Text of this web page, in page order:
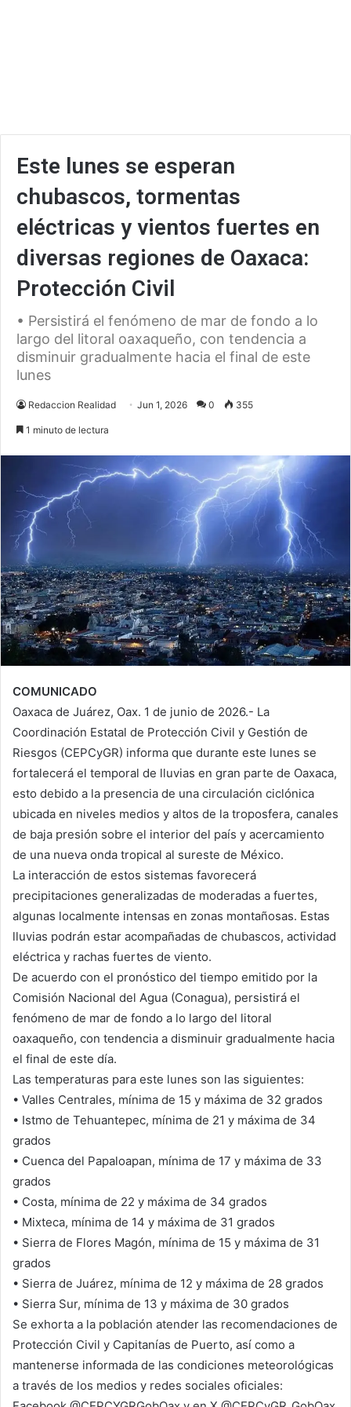
Este lunes se esperan
chubascos, tormentas
eléctricas y vientos fuertes en
diversas regiones de Oaxaca:
Protección Civil
• Persistirá el fenómeno de mar de fondo a lo
largo del litoral oaxaqueño, con tendencia a
disminuir gradualmente hacia el final de este
lunes
Redaccion Realidad Jun 1, 2026 0 355
1 minuto de lectura
COMUNICADO
Oaxaca de Juárez, Oax. 1 de junio de 2026.- La
Coordinación Estatal de Protección Civil y Gestión de
Riesgos (CEPCyGR) informa que durante este lunes se
fortalecerá el temporal de lluvias en gran parte de Oaxaca,
esto debido a la presencia de una circulación ciclónica
ubicada en niveles medios y altos de la troposfera, canales
de baja presión sobre el interior del país y acercamiento
de una nueva onda tropical al sureste de México.
La interacción de estos sistemas favorecerá
precipitaciones generalizadas de moderadas a fuertes,
algunas localmente intensas en zonas montañosas. Estas
lluvias podrán estar acompañadas de chubascos, actividad
eléctrica y rachas fuertes de viento.
De acuerdo con el pronóstico del tiempo emitido por la
Comisión Nacional del Agua (Conagua), persistirá el
fenómeno de mar de fondo a lo largo del litoral
oaxaqueño, con tendencia a disminuir gradualmente hacia
el final de este día.
Las temperaturas para este lunes son las siguientes:
• Valles Centrales, mínima de 15 y máxima de 32 grados
• Istmo de Tehuantepec, mínima de 21 y máxima de 34
grados
• Cuenca del Papaloapan, mínima de 17 y máxima de 33
grados
• Costa, mínima de 22 y máxima de 34 grados
• Mixteca, mínima de 14 y máxima de 31 grados
• Sierra de Flores Magón, mínima de 15 y máxima de 31
grados
• Sierra de Juárez, mínima de 12 y máxima de 28 grados
• Sierra Sur, mínima de 13 y máxima de 30 grados
Se exhorta a la población atender las recomendaciones de
Protección Civil y Capitanías de Puerto, así como a
mantenerse informada de las condiciones meteorológicas
a través de los medios y redes sociales oficiales: